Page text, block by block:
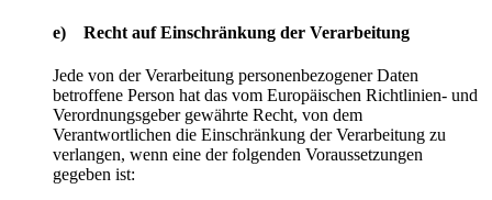
e) Recht auf Einschränkung der Verarbeitung
Jede von der Verarbeitung personenbezogener Daten
betroffene Person hat das vom Europäischen Richtlinien- und
Verordnungsgeber gewährte Recht, von dem
Verantwortlichen die Einschränkung der Verarbeitung zu
verlangen, wenn eine der folgenden Voraussetzungen
gegeben ist: